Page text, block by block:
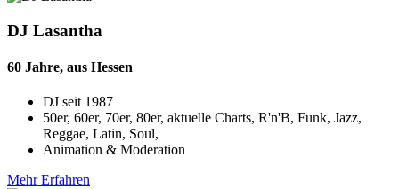
DJ Lasantha
60 Jahre, aus Hessen
DJ seit 1987
50er, 60er, 70er, 80er, aktuelle Charts, R'n'B, Funk, Jazz,
Reggae, Latin, Soul,
Animation & Moderation
Mehr Erfahren